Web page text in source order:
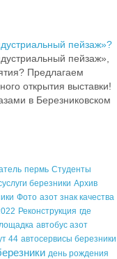
пейзаж»?
пейзаж»,
Предлагаем
открытия выставки!
в Березниковском
пермь Студенты
березники Архив
Фото азот знак качества
Реконструкция где
автобус азот
44 автосервисы березники
день рождения